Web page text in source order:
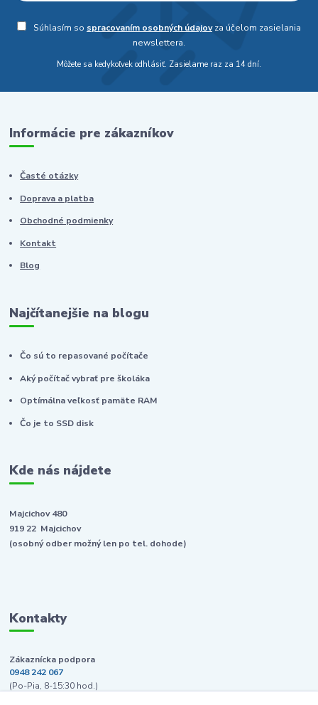
Súhlasím so spracovaním osobných údajovza účelom zasielania
newslettera.
Môžete sa kedykoľvek odhlásiť. Zasielame raz za 14 dní.
Informácie pre zákazníkov
Časté otázky
Doprava a platba
Obchodné podmienky
Kontakt
Blog
Najčítanejšie na blogu
Čo sú to repasované počítače
Aký počítač vybrať pre školáka
Optímálna veľkosť pamäte RAM
Čo je to SSD disk
Kde nás nájdete
Majcichov 480
919 22 Majcichov
(osobný odber možný len po tel. dohode)
Kontakty
Zákaznícka podpora
0948 242 067
(Po-Pia, 8-15:30 hod.)